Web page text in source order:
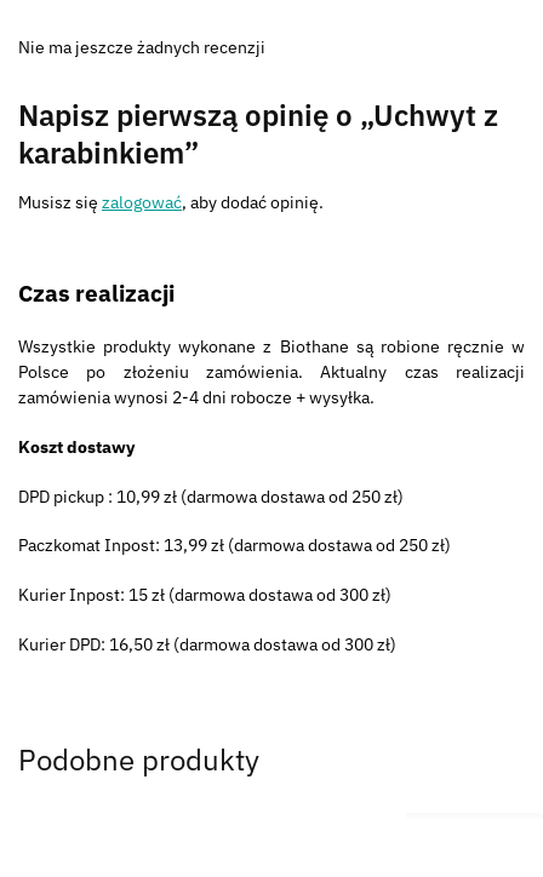
Nie ma jeszcze żadnych recenzji
Napisz pierwszą opinię o „Uchwyt z
karabinkiem”
Musisz się zalogować, aby dodać opinię.
Czas realizacji
Wszystkie produkty wykonane z Biothane są robione ręcznie w
Polsce po złożeniu zamówienia. Aktualny czas realizacji
zamówienia wynosi 2-4 dni robocze + wysyłka.
Koszt dostawy
DPD pickup : 10,99 zł (darmowa dostawa od 250 zł)
Paczkomat Inpost: 13,99 zł (darmowa dostawa od 250 zł)
Kurier Inpost: 15 zł (darmowa dostawa od 300 zł)
Kurier DPD: 16,50 zł (darmowa dostawa od 300 zł)
Podobne produkty